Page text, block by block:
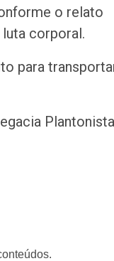
o relato
corporal.
para
Plantonista